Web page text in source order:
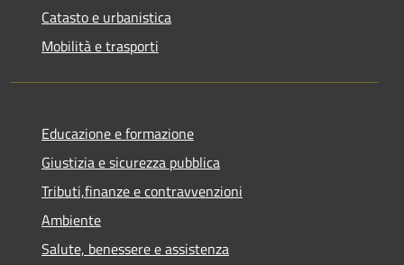
Catasto e urbanistica
Mobilità e trasporti
Educazione e formazione
Giustizia e sicurezza pubblica
Tributi,finanze e contravvenzioni
Ambiente
Salute, benessere e assistenza